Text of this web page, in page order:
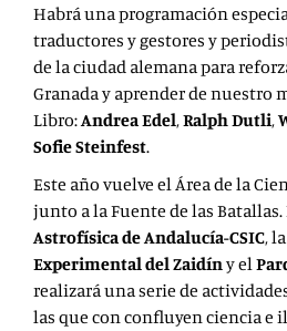
Habrá una programación
traductores y gestores y
de la ciudad alemana para
Granada y aprender de nuestro
Libro:Andrea Edel,Ralph Dutli,
Sofie Steinfest.
Este año vuelve el Área de la
junto a la Fuente de las Batallas.
Astrofísica de Andalucía-CSIC, la
Experimental del Zaidíny el
realizará una serie de
las que con confluyen ciencia e